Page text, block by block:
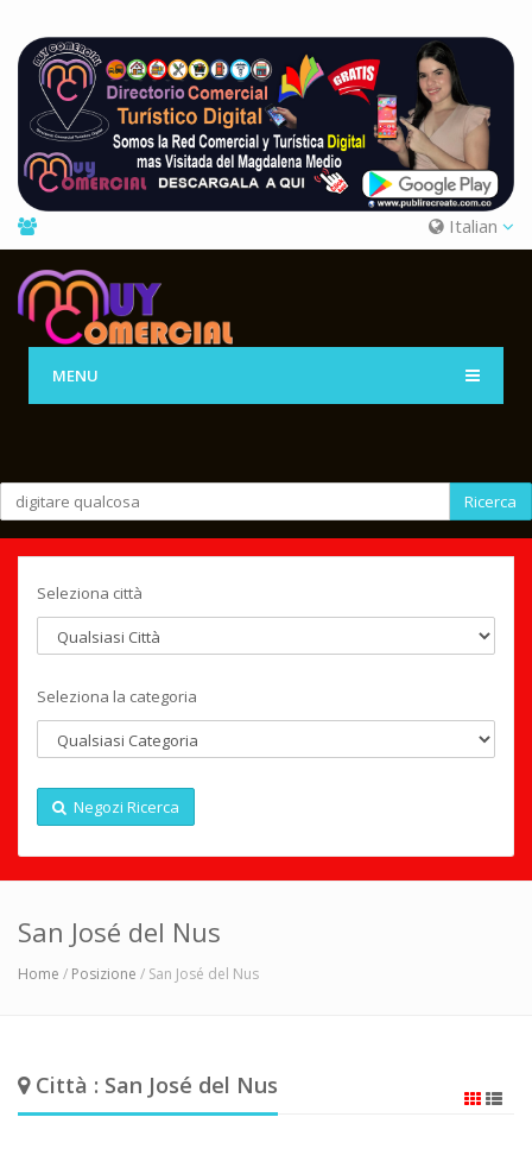
Italian
MENU
Ricerca
Seleziona città
Seleziona la categoria
Negozi Ricerca
San José del Nus
Home / Posizione / San José del Nus
Città : San José del Nus